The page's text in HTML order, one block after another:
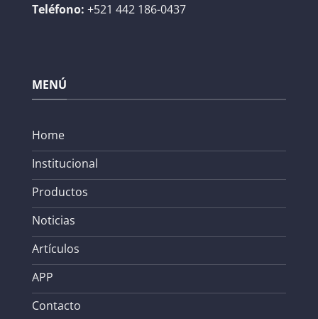
Teléfono: +521 442 186-0437
MENÚ
Home
Institucional
Productos
Noticias
Artículos
APP
Contacto